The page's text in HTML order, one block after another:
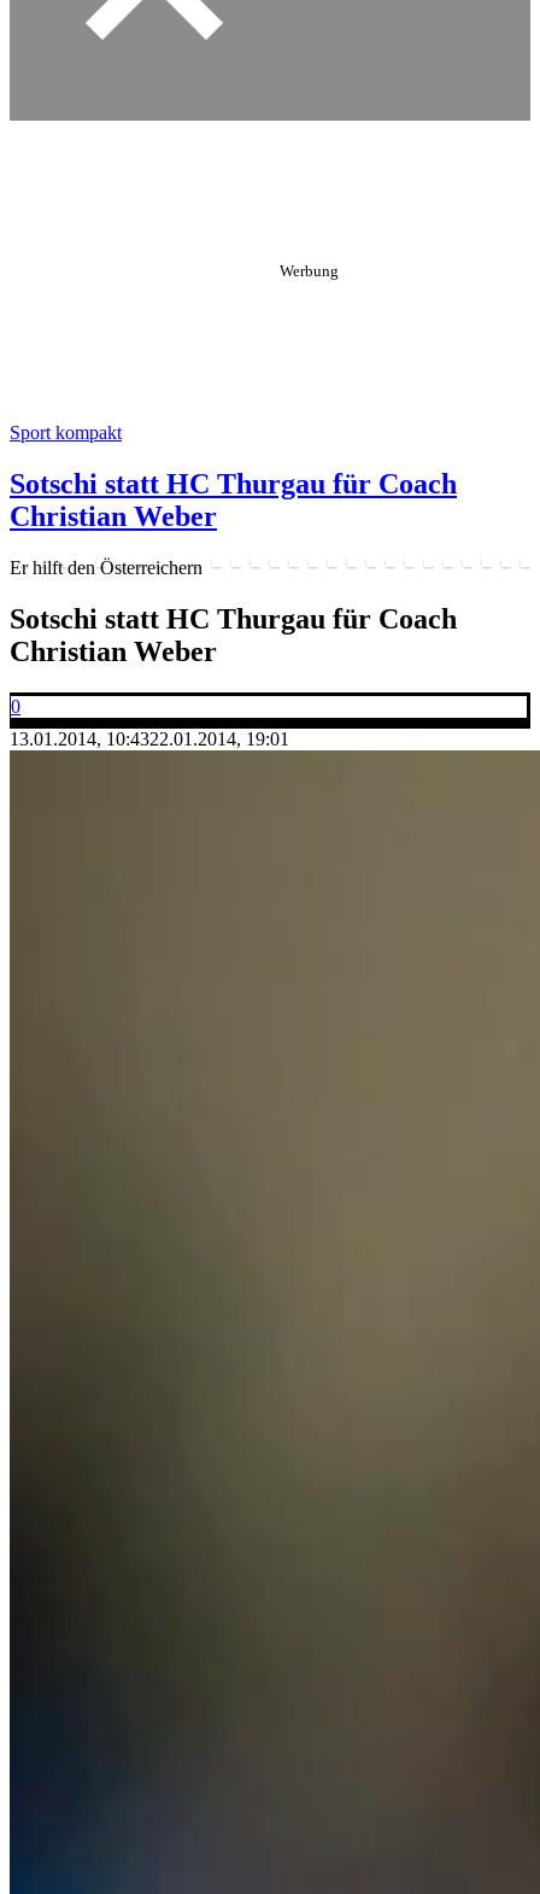
Sport kompakt
Sotschi statt HC Thurgau für Coach
Christian Weber
Er hilft den Österreichern
Sotschi statt HC Thurgau für Coach
Christian Weber
0
13.01.2014, 10:4322.01.2014, 19:01